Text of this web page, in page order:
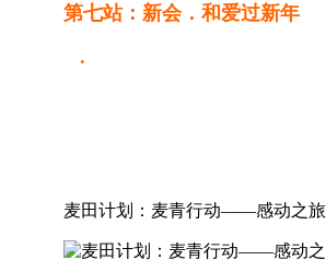
第七站：新会．和爱过新年
.
麦田计划：麦青行动——感动之旅